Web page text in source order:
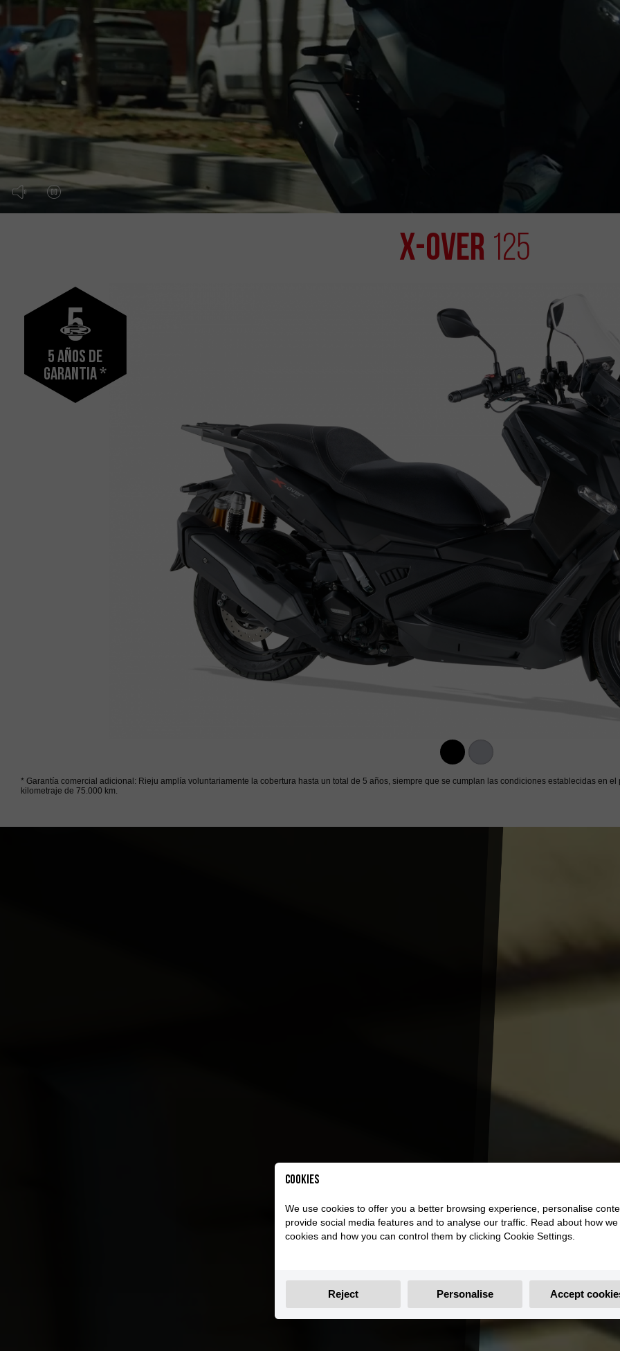
X-OVER 125
5 años de
garantia *
* Garantía comercial adicional: Rieju amplía voluntariamente la cobertura hasta un total de 5 años, siempre que se cumplan las condiciones establecidas en
kilometraje de 75.000 km.
Cookies
We use cookies to offer you a better browsing experience, personalise
provide social media features and to analyse our traffic. Read about how we
cookies and how you can control them by clicking Cookie Settings.
Reject Personalise Accept